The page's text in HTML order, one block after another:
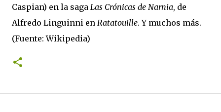
Caspian) en la saga Las Crónicas de Narnia, de
Alfredo Linguinni en Ratatouille. Y muchos más.
(Fuente: Wikipedia)